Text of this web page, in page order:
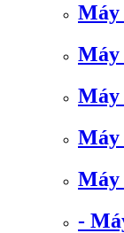
Máy
Máy
Máy
Máy
Máy
-